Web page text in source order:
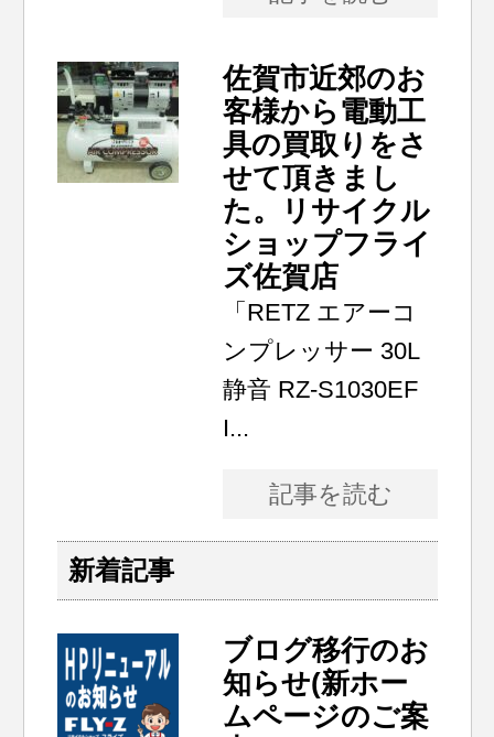
佐賀市近郊のお
客様から電動工
具の買取りをさ
せて頂きまし
た。リサイクル
ショップフライ
ズ佐賀店
「RETZ エアーコ
ンプレッサー 30L
静音 RZ-S1030EF
I...
記事を読む
新着記事
ブログ移行のお
知らせ(新ホー
ムページのご案